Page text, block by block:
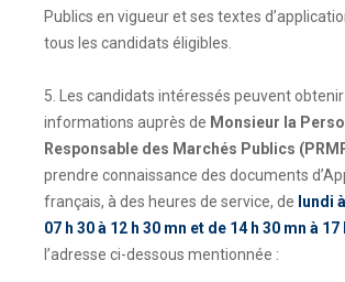
Publics en vigueur et ses textes
tous les candidats éligibles.
5. Les candidats intéressés peuvent
informations auprès de Monsieur la
Responsable des Marchés Publics
prendre connaissance des documents
français, à des heures de service, de lundi
07 h 30 à 12 h 30 mn et de 14 h 30 mn à 17
l’adresse ci-dessous mentionnée :